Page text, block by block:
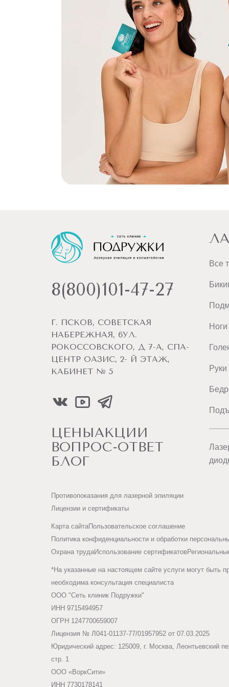
КРАСНОЯРСК
КУРГАН
КУРСК
Л ЛИПЕЦК
ЛЮБЕРЦЫ
МОСКВА И МО
МУРМАНСК
НЕФТЕЮГАНСК
НИЖНЕВАРТОВСК
НИЖНИЙ НОВГОРОД
НИЖНИЙ ТАГИЛ
НОВОРОССИЙСК
О
ОДИНЦОВО
ОРСК
П ПЕНЗА
ПЕРМЬ
8(800)101-47-27
Г. ПСКОВ, СОВЕТСКАЯ
НАБЕРЕЖНАЯ, 6УЛ.
РОКОССОВСКОГО, Д 7-А, СПА-
ЦЕНТР ОАЗИС, 2- Й ЭТАЖ,
КАБИНЕТ № 5
ЦЕНЫАКЦИИ
ВОПРОС-ОТВЕТ
БЛОГ
Все
Ноги
Руки
Противопоказания для лазерной эпиляции
Лицензии и сертификаты
Карта сайтаПользовательское соглашение
Политика конфиденциальности и обработки
Охрана трудаИспользование сертификатов
*На указанные на настоящем сайте услуги могут быть
необходима консультация специалиста
ООО "Сеть клиник Подружки"
ИНН 9715494957
ОГРН 1247700659007
Лицензия № Л041-01137-77/01957952 от 07.03.2025
Юридический адрес: 125009, г. Москва, Леонтьевский
стр. 1
ООО «ВоркСити»
ИНН 7730178141